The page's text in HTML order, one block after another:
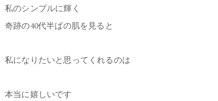
私のシンプルに輝く
奇跡の40代半ばの肌を見ると
私になりたいと思ってくれるのは
本当に嬉しいです